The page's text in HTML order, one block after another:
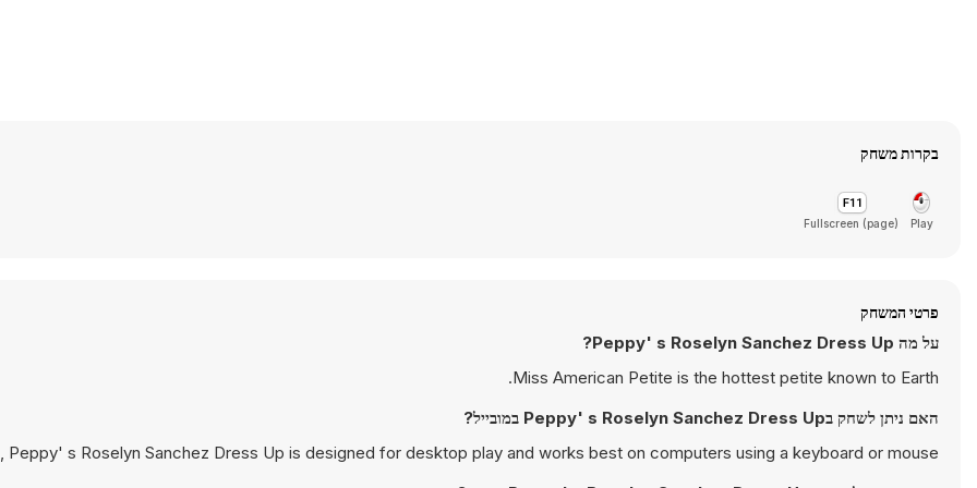
בקרות משחק
Play
Fullscreen (page)
פרטי המשחק
על מה Peppy' s Roselyn Sanchez Dress Up?
Miss American Petite is the hottest petite known to Earth.
האם ניתן לשחק בPeppy' s Roselyn Sanchez Dress Up במובייל?
Peppy' s Roselyn Sanchez Dress Up is designed for desktop play and works best on computers using a keyboard or mouse.